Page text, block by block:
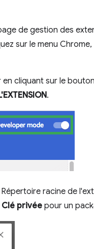
de gestion des
sur le menu
cliquant sur le
.
racine de
Clé privée pour un